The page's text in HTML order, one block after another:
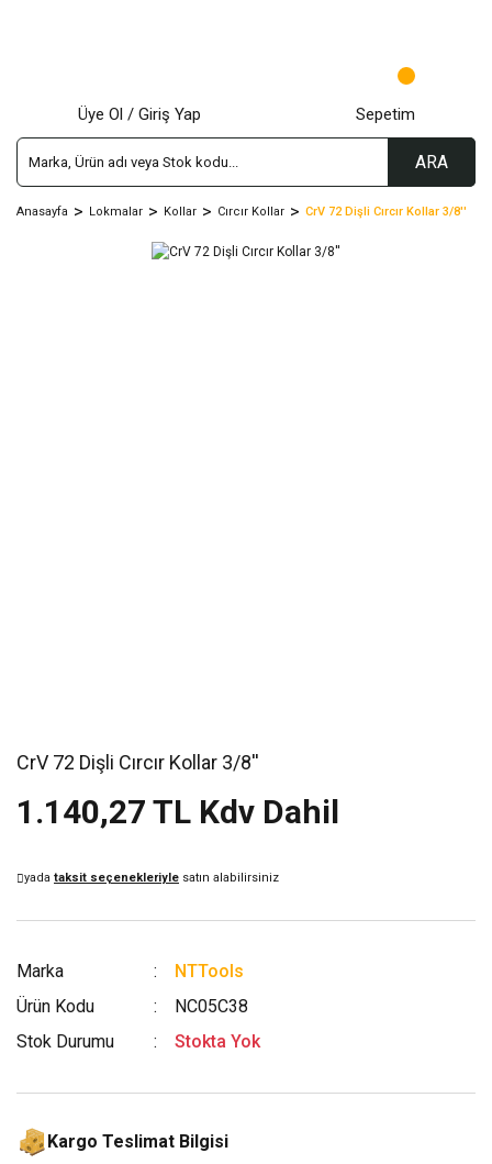
ARA
Üye Ol / Giriş Yap Sepetim
Anasayfa Lokmalar Kollar Cırcır Kollar CrV 72 Dişli Cırcır Kollar 3/8''
CrV 72 Dişli Cırcır Kollar 3/8''
1.140,27 TL Kdv Dahil
yada taksit seçenekleriyle satın alabilirsiniz
Marka
NTTools
Ürün Kodu
NC05C38
Stok Durumu
Stokta Yok
Kargo Teslimat Bilgisi